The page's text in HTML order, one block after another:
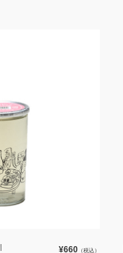
¥660 （税込）